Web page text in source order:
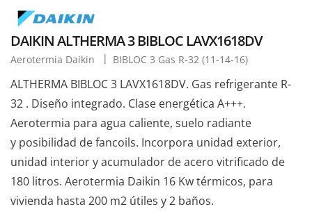
DAIKIN ALTHERMA 3 BIBLOC LAVX1618DV
Aerotermia Daikin BIBLOC 3 Gas R-32 (11-14-16)
ALTHERMA BIBLOC 3 LAVX1618DV. Gas refrigerante R-
32 . Diseño integrado. Clase energética A+++.
Aerotermia para agua caliente, suelo radiante
y posibilidad de fancoils. Incorpora unidad exterior,
unidad interior y acumulador de acero vitrificado de
180 litros. Aerotermia Daikin 16 Kw térmicos, para
vivienda hasta 200 m2 útiles y 2 baños.